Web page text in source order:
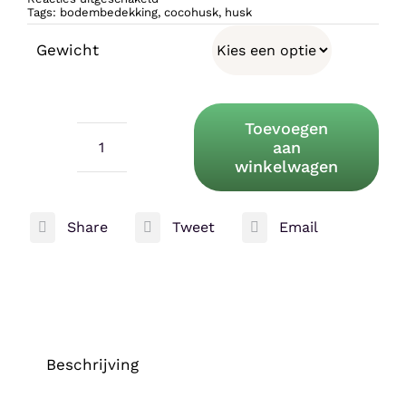
tot
Reptiblock
Hatchling
Tags: bodembedekking, cocohusk, husk
Gewicht
4,5kg
Toevoegen
aan
winkelwagen
Share Tweet Email
Beschrijving